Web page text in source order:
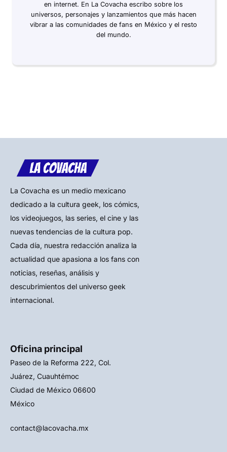
en internet. En La Covacha escribo sobre los
universos, personajes y lanzamientos que más hacen
vibrar a las comunidades de fans en México y el resto
del mundo.
La Covacha es un medio mexicano
dedicado a la cultura geek, los cómics,
los videojuegos, las series, el cine y las
nuevas tendencias de la cultura pop.
Cada día, nuestra redacción analiza la
actualidad que apasiona a los fans con
noticias, reseñas, análisis y
descubrimientos del universo geek
internacional.
Oficina principal
Paseo de la Reforma 222, Col.
Juárez, Cuauhtémoc
Ciudad de México 06600
México
contact@lacovacha.mx